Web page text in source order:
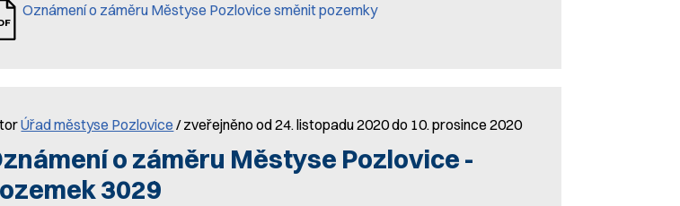
Oznámení o záměru Městyse Pozlovice směnit pozemky
Úřad městyse Pozlovice / zveřejněno od 24. listopadu 2020 do 10. prosince 2020
o záměru Městyse Pozlovice -
3029